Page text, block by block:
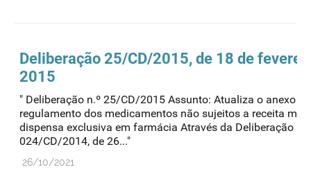
Deliberação 25/CD/2015, de 18 de
2015
" Deliberação n.º 25/CD/2015 Assunto: Atualiza o anexo do
regulamento dos medicamentos não sujeitos a receita
dispensa exclusiva em farmácia Através da Deliberação n.º
024/CD/2014, de 26..."
26/10/2021